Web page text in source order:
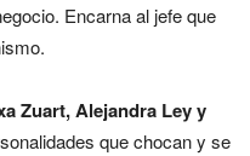
Encarna al jefe que
Zuart, Alejandra Ley y
que chocan y se